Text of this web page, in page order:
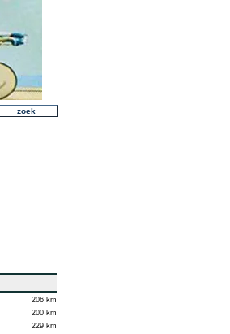
206 km
200 km
229 km